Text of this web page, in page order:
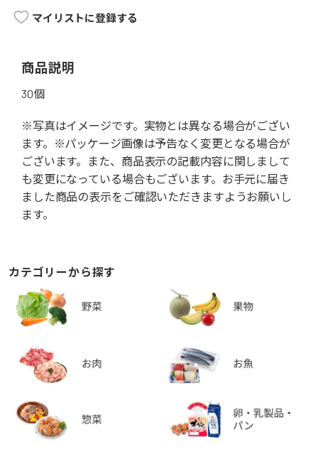
マイリストに登録する
商品説明
30個
※写真はイメージです。実物とは異なる場合がござい
ます。※パッケージ画像は予告なく変更となる場合が
ございます。また、商品表示の記載内容に関しまして
も変更になっている場合もございます。お手元に届き
ました商品の表示をご確認いただきますようお願いし
ます。
カテゴリーから探す